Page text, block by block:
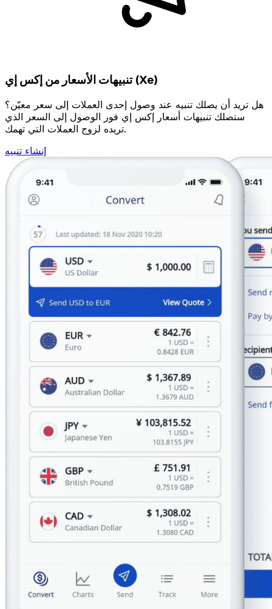
تنبيهات الأسعار من إكس إي (Xe)
هل تريد أن يصلك تنبيه عند وصول إحدى العملات إلى سعر معيّن؟
ستصلك تنبيهات أسعار إكس إي فور الوصول إلى السعر الذي
تريده لزوج العملات التي تهمك.
إنشاء تنبيه